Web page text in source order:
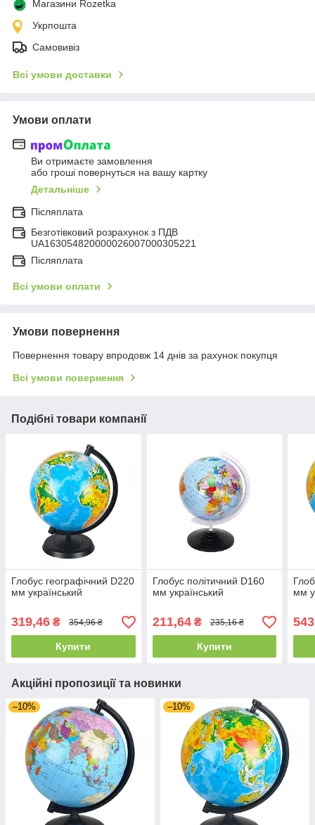
Магазини Rozetka
Укрпошта
Самовивіз
Всі умови доставки
Умови оплати
Ви отримаєте замовлення
або гроші повернуться на вашу картку
Детальніше
Післяплата
Безготівковий розрахунок з ПДВ
UA163054820000026007000305221
Післяплата
Всі умови оплати
Умови повернення
Повернення товару впродовж 14 днів за рахунок покупця
Всі умови повернення
Подібні товари компанії
Глобус географічний D220
мм український
319,46 ₴ 354,96 ₴
Купити
Глобус політичний D160
мм український
211,64₴ 235,16 ₴
Купити
мм
Акційні пропозиції та новинки
–10% –10%